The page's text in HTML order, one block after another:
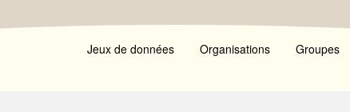
Jeux de données Organisations Groupes